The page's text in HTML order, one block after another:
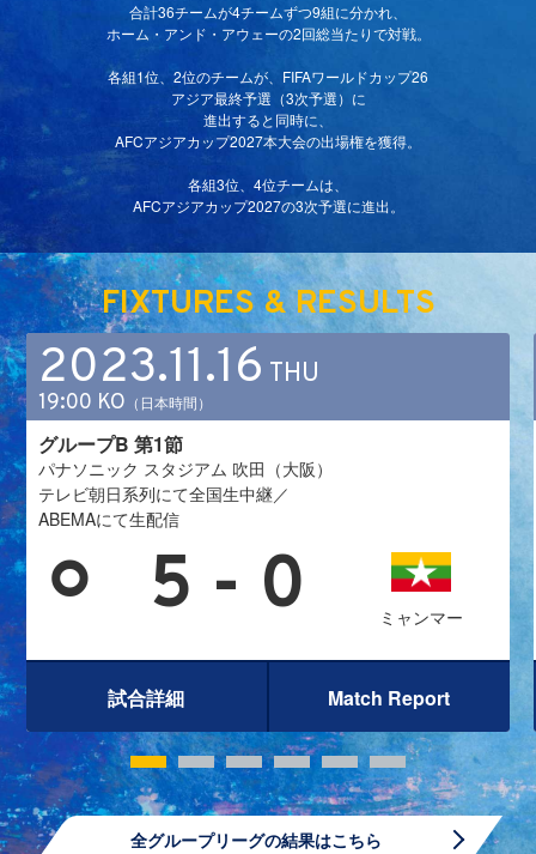
合計36チームが4チームずつ9組に分かれ、
ホーム・アンド・アウェーの2回総当たりで対戦。
各組1位、2位のチームが、FIFAワールドカップ26
アジア最終予選（3次予選）に
進出すると同時に、
AFCアジアカップ2027本大会の出場権を獲得。
各組3位、4位チームは、
AFCアジアカップ2027の3次予選に進出。
FIXTURES & RESULTS
2023.11.16 THU
19:00 KO （日本時間）
グループB 第1節
パナソニック スタジアム 吹田（大阪）
テレビ朝日系列にて全国生中継／
ABEMAにて生配信
⚪︎ 5 - 0 ミャンマー
試合詳細 Match Report
全グループリーグの結果はこちら